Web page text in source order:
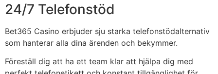
24/7 Telefonstöd
Bet365 Casino erbjuder sju starka telefonstödalternativ
som hanterar alla dina ärenden och bekymmer.
Föreställ dig att ha ett team klar att hjälpa dig med